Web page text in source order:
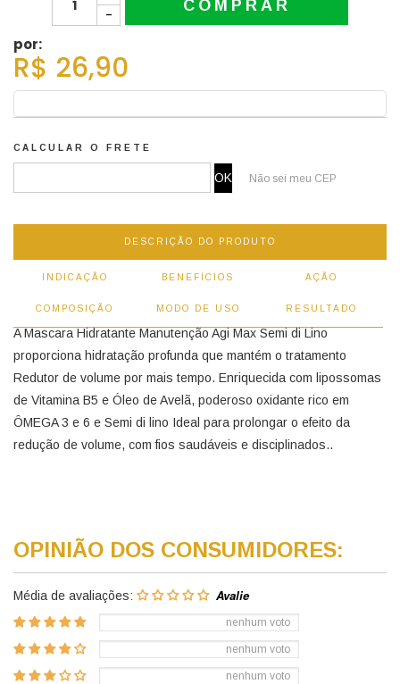
-
COMPRAR
por:
R$ 26,90
CALCULAR O FRETE
Não sei meu CEP
DESCRIÇÃO DO PRODUTO
INDICAÇÃO BENEFÍCIOS AÇÃO
COMPOSIÇÃO MODO DE USO RESULTADO
A Mascara Hidratante Manutenção Agi Max Semi di Lino
proporciona hidratação profunda que mantém o tratamento
Redutor de volume por mais tempo. Enriquecida com lipossomas
de Vitamina B5 e Óleo de Avelã, poderoso oxidante rico em
ÔMEGA 3 e 6 e Semi di lino Ideal para prolongar o efeito da
redução de volume, com fios saudáveis e disciplinados..
OPINIÃO DOS CONSUMIDORES:
Média de avaliações:
nenhum voto
nenhum voto
nenhum voto